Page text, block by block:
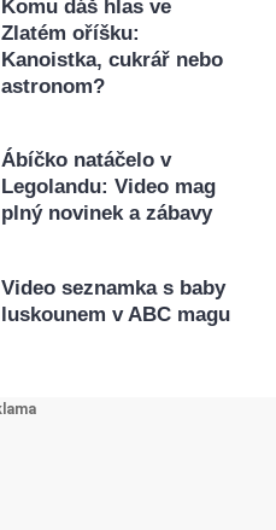
Komu dáš hlas ve
Zlatém oříšku:
Kanoistka, cukrář nebo
astronom?
Ábíčko natáčelo v
Legolandu: Video mag
plný novinek a zábavy
Video seznamka s baby
luskounem v ABC magu